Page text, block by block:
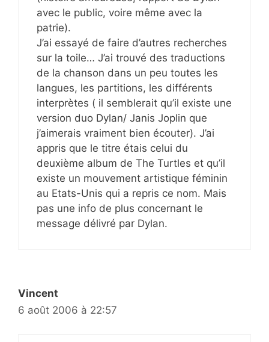
avec le public, voire même avec la
patrie).
J’ai essayé de faire d’autres recherches
sur la toile… J’ai trouvé des traductions
de la chanson dans un peu toutes les
langues, les partitions, les différents
interprètes ( il semblerait qu’il existe une
version duo Dylan/ Janis Joplin que
j’aimerais vraiment bien écouter). J’ai
appris que le titre étais celui du
deuxième album de The Turtles et qu’il
existe un mouvement artistique féminin
au Etats-Unis qui a repris ce nom. Mais
pas une info de plus concernant le
message délivré par Dylan.
Vincent
6 août 2006 à 22:57